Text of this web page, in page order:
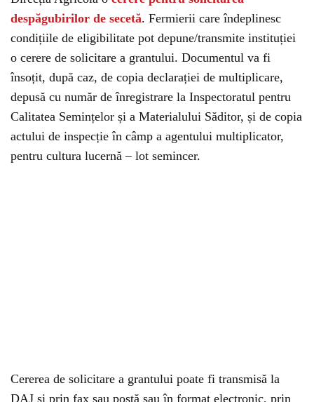
despăgubirilor de secetă. Fermierii care îndeplinesc
condițiile de eligibilitate pot depune/transmite instituției
o cerere de solicitare a grantului. Documentul va fi
însoțit, după caz, de copia declarației de multiplicare,
depusă cu număr de înregistrare la Inspectoratul pentru
Calitatea Semințelor și a Materialului Săditor, și de copia
actului de inspecție în câmp a agentului multiplicator,
pentru cultura lucernă – lot semincer.
Cererea de solicitare a grantului poate fi transmisă la
DAJ și prin fax sau poștă sau în format electronic, prin